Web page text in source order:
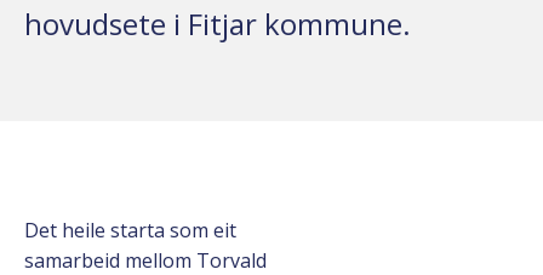
hovudsete i Fitjar kommune.
Det heile starta som eit
samarbeid mellom Torvald